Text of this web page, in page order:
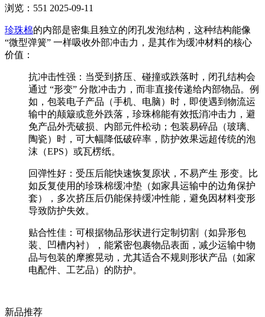
浏览：551 2025-09-11
珍珠棉的内部是密集且独立的闭孔发泡结构，这种结构能像
“微型弹簧” 一样吸收外部冲击力，是其作为缓冲材料的核心
价值：
抗冲击性强：当受到挤压、碰撞或跌落时，闭孔结构会
通过 “形变” 分散冲击力，而非直接传递给内部物品。例
如，包装电子产品（手机、电脑）时，即使遇到物流运
输中的颠簸或意外跌落，珍珠棉能有效抵消冲击力，避
免产品外壳破损、内部元件松动；包装易碎品（玻璃、
陶瓷）时，可大幅降低破碎率，防护效果远超传统的泡
沫（EPS）或瓦楞纸。
回弹性好：受压后能快速恢复原状，不易产生 形变。比
如反复使用的珍珠棉缓冲垫（如家具运输中的边角保护
套），多次挤压后仍能保持缓冲性能，避免因材料变形
导致防护失效。
贴合性佳：可根据物品形状进行定制切割（如异形包
装、凹槽内衬），能紧密包裹物品表面，减少运输中物
品与包装的摩擦晃动，尤其适合不规则形状产品（如家
电配件、工艺品）的防护。
新品推荐